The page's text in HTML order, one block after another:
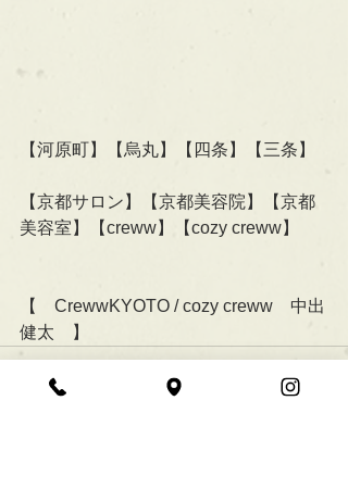
【河原町】【烏丸】【四条】【三条】
【京都サロン】【京都美容院】【京都
美容室】【creww】【cozy creww】
【　CrewwKYOTO / cozy creww　中出
健太　】